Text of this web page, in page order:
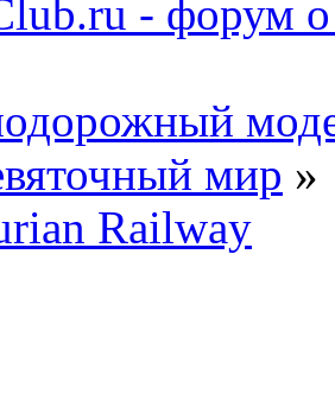
- форум
мир »
Railway